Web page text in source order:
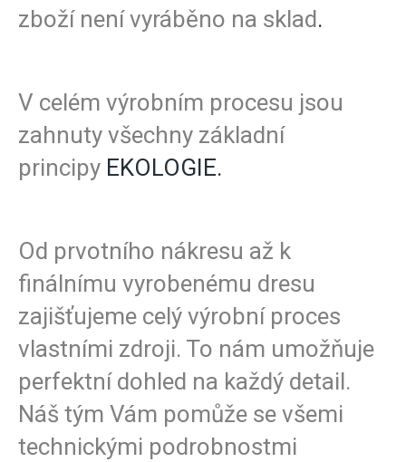
zboží není vyráběno na sklad.
V celém výrobním procesu jsou
zahnuty všechny základní
principy EKOLOGIE.
Od prvotního nákresu až k
finálnímu vyrobenému dresu
zajišťujeme celý výrobní proces
vlastními zdroji. To nám umožňuje
perfektní dohled na každý detail.
Náš tým Vám pomůže se všemi
technickými podrobnostmi